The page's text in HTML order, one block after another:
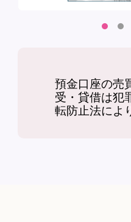
預金口座の売
受・貸借は犯
転防止法によ